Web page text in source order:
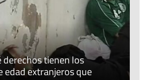
derechos tienen los
edad extranjeros que